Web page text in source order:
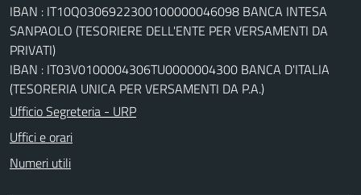
IBAN : IT10Q0306922300100000046098 BANCA INTESA
SANPAOLO (TESORIERE DELL'ENTE PER VERSAMENTI DA
PRIVATI)
IBAN : IT03V0100004306TU0000004300 BANCA D'ITALIA
(TESORERIA UNICA PER VERSAMENTI DA P.A.)
Ufficio Segreteria - URP
Uffici e orari
Numeri utili